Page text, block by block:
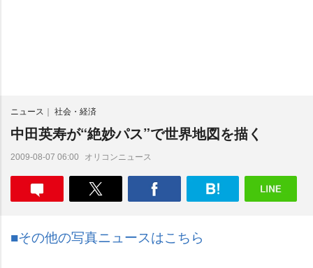
ニュース 社会・経済
中田英寿が“絶妙パス”で世界地図を描く
2009-08-07 06:00 オリコンニュース
■その他の写真ニュースはこちら